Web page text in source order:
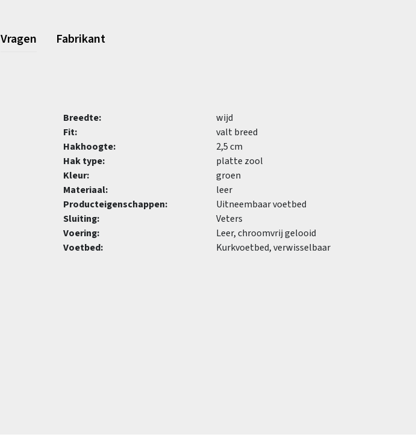
Vragen Fabrikant
Breedte:
wijd
Fit:
valt breed
Hakhoogte:
2,5 cm
Hak type:
platte zool
Kleur:
groen
Materiaal:
leer
Producteigenschappen:
Uitneembaar voetbed
Sluiting:
Veters
Voering:
Leer, chroomvrij gelooid
Voetbed:
Kurkvoetbed, verwisselbaar